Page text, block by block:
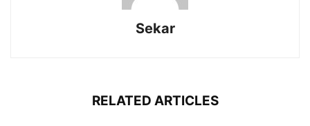
Sekar
RELATED ARTICLES